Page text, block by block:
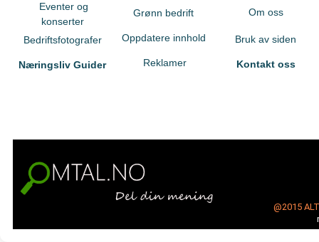
Eventer og
konserter
Bedriftsfotografer
Næringsliv Guider
Grønn bedrift
Oppdatere innhold
Reklamer
Om oss
Bruk av siden
Kontakt oss
@2015